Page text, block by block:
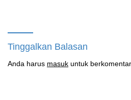
Tinggalkan Balasan
Anda harus masuk untuk berkomentar.